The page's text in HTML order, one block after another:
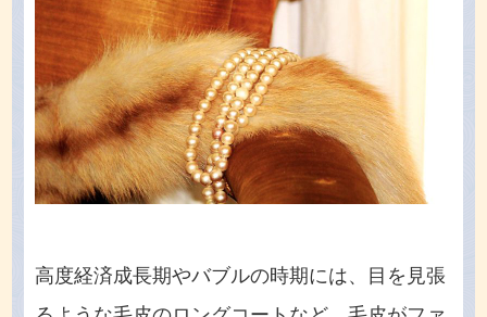
高度経済成長期やバブルの時期には、目を見張